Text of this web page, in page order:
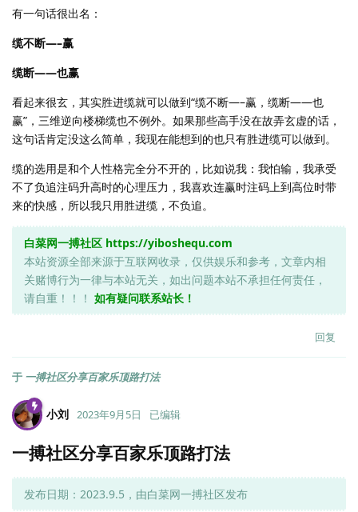
有一句话很出名：
缆不断—–赢
缆断——也赢
看起来很玄，其实胜进缆就可以做到“缆不断—–赢，缆断——也
赢”，三维逆向楼梯缆也不例外。如果那些高手没在故弄玄虚的话，
这句话肯定没这么简单，我现在能想到的也只有胜进缆可以做到。
缆的选用是和个人性格完全分不开的，比如说我：我怕输，我承受
不了负追注码升高时的心理压力，我喜欢连赢时注码上到高位时带
来的快感，所以我只用胜进缆，不负追。
白菜网一搏社区 https://yiboshequ.com
本站资源全部来源于互联网收录，仅供娱乐和参考，文章内相
关赌博行为一律与本站无关，如出问题本站不承担任何责任，
请自重！！！ 如有疑问联系站长！
回复
于 一搏社区分享百家乐顶路打法
小刘 2023年9月5日 已编辑
一搏社区分享百家乐顶路打法
发布日期：2023.9.5，由白菜网一搏社区发布